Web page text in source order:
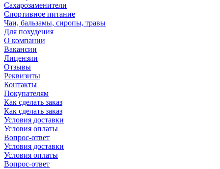
Сахарозаменители
Спортивное питание
Чаи, бальзамы, сиропы, травы
Для похудения
О компании
Вакансии
Лицензии
Отзывы
Реквизиты
Контакты
Покупателям
Как сделать заказ
Как сделать заказ
Условия доставки
Условия оплаты
Вопрос-ответ
Условия доставки
Условия оплаты
Вопрос-ответ